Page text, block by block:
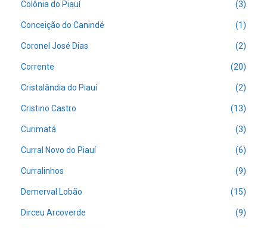
Colônia do Piauí (3)
Conceição do Canindé (1)
Coronel José Dias (2)
Corrente (20)
Cristalândia do Piauí (2)
Cristino Castro (13)
Curimatá (3)
Curral Novo do Piauí (6)
Curralinhos (9)
Demerval Lobão (15)
Dirceu Arcoverde (9)